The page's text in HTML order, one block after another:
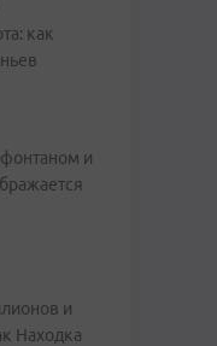
как
и
и
Находка